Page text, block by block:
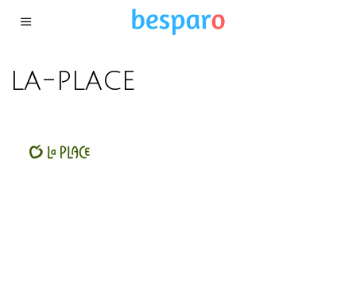
la-place